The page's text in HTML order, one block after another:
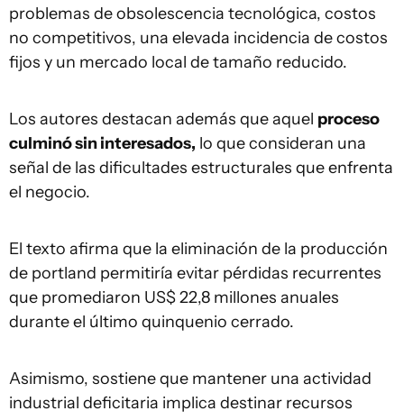
problemas de obsolescencia tecnológica, costos
no competitivos, una elevada incidencia de costos
fijos y un mercado local de tamaño reducido.
Los autores destacan además que aquel proceso
culminó sin interesados, lo que consideran una
señal de las dificultades estructurales que enfrenta
el negocio.
El texto afirma que la eliminación de la producción
de portland permitiría evitar pérdidas recurrentes
que promediaron US$ 22,8 millones anuales
durante el último quinquenio cerrado.
Asimismo, sostiene que mantener una actividad
industrial deficitaria implica destinar recursos